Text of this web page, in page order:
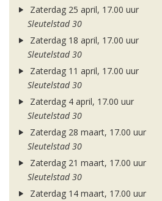
Zaterdag 25 april, 17.00 uur
Sleutelstad 30
Zaterdag 18 april, 17.00 uur
Sleutelstad 30
Zaterdag 11 april, 17.00 uur
Sleutelstad 30
Zaterdag 4 april, 17.00 uur
Sleutelstad 30
Zaterdag 28 maart, 17.00 uur
Sleutelstad 30
Zaterdag 21 maart, 17.00 uur
Sleutelstad 30
Zaterdag 14 maart, 17.00 uur